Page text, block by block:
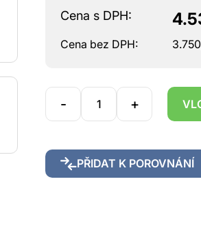
Cena s DPH:
Cena bez DPH:
- +
PŘIDAT K POROVNÁNÍ